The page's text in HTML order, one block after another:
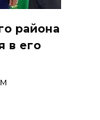
района
в его